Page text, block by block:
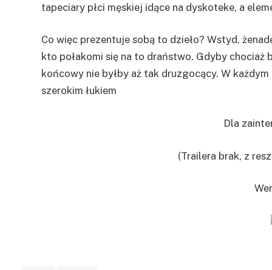
tapeciary płci męskiej idące na dyskoteke, a
Co więc prezentuje sobą to dzieło? Wstyd,
kto połakomi się na to draństwo. Gdyby chociaż
końcowy nie byłby aż tak druzgocący. W
szerokim łukiem
Dla
(Trailera brak, z